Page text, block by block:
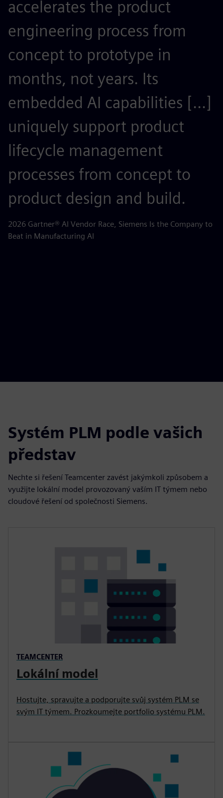
accelerates the product
engineering process from
concept to prototype in
months, not years. Its
embedded AI capabilities [...]
uniquely support product
lifecycle management
processes from concept to
product design and build.
2026 Gartner® AI Vendor Race, Siemens Is the Company to
Beat in Manufacturing AI
Systém PLM podle vašich
představ
Nechte si řešení Teamcenter zavést jakýmkoli způsobem a
využijte lokální model provozovaný vaším IT týmem nebo
cloudové řešení od společnosti Siemens.
TEAMCENTER
Lokální model
Hostujte, spravujte a podporujte svůj systém PLM se
svým IT týmem. Prozkoumejte portfolio systému PLM.